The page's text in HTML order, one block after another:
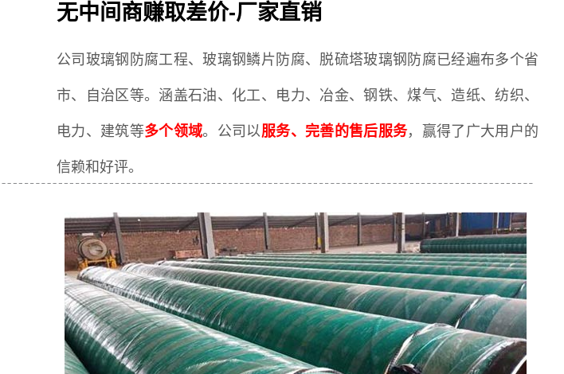
无中间商赚取差价-厂家直销
公司玻璃钢防腐工程、玻璃钢鳞片防腐、脱硫塔玻璃钢防腐已经遍布多个省
市、自治区等。涵盖石油、化工、电力、冶金、钢铁、煤气、造纸、纺织、
电力、建筑等多个领域。公司以服务、完善的售后服务，赢得了广大用户的
信赖和好评。